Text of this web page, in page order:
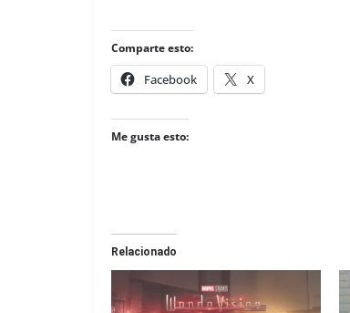
Comparte esto:
Facebook X
Me gusta esto:
Relacionado